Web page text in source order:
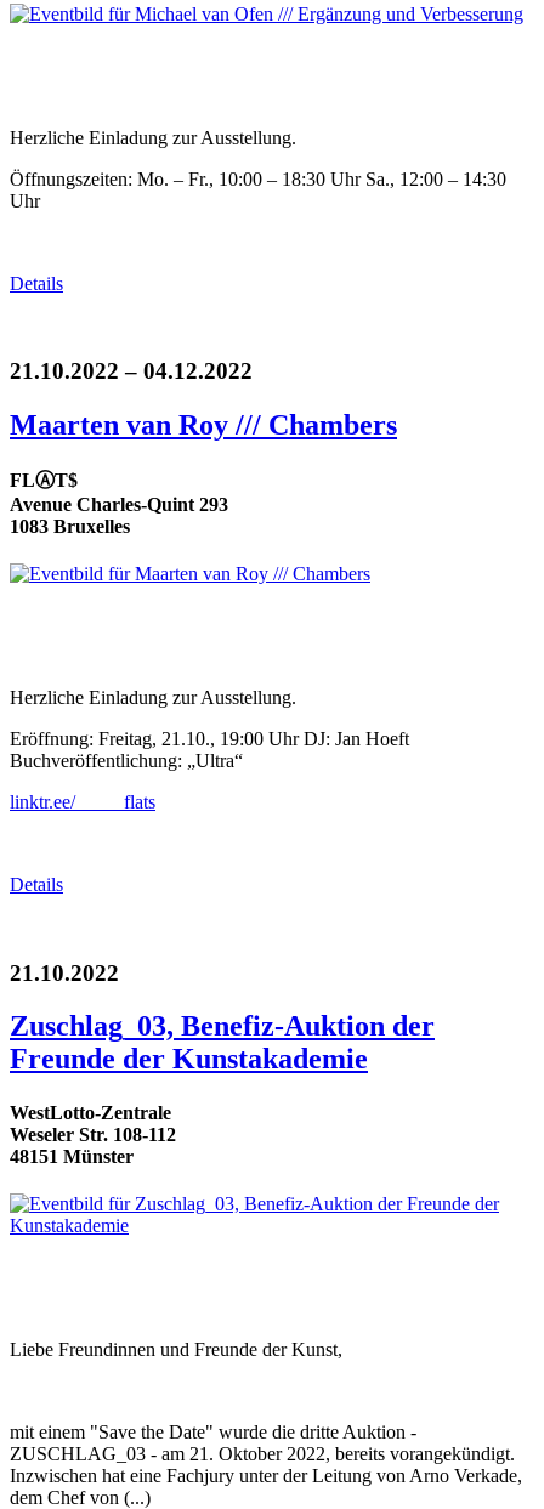
Herzliche Einladung zur Ausstellung.
Öffnungszeiten: Mo. – Fr., 10:00 – 18:30 Uhr Sa., 12:00 – 14:30
Uhr
Details
21.10.2022 – 04.12.2022
Maarten van Roy /// Chambers
FLⒶT$
Avenue Charles-Quint 293
1083 Bruxelles
Herzliche Einladung zur Ausstellung.
Eröffnung: Freitag, 21.10., 19:00 Uhr DJ: Jan Hoeft
Buchveröffentlichung: „Ultra“
linktr.ee/_____flats
Details
21.10.2022
Zuschlag_03, Benefiz-Auktion der
Freunde der Kunstakademie
WestLotto-Zentrale
Weseler Str. 108-112
48151 Münster
Liebe Freundinnen und Freunde der Kunst,
mit einem "Save the Date" wurde die dritte Auktion -
ZUSCHLAG_03 - am 21. Oktober 2022, bereits vorangekündigt.
Inzwischen hat eine Fachjury unter der Leitung von Arno Verkade,
dem Chef von (...)